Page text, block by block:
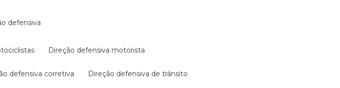
defensiva
direção defensiva motorista
defensiva corretiva direção defensiva de trânsito